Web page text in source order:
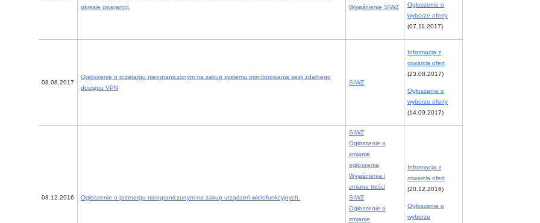
okresie gwarancji.
Wyjaśnienie SIWZ
Ogłoszenie o
wyborze oferty
(07.11.2017)
08.08.2017
Ogłoszenie o przetargu nieograniczonym na zakup systemu monitorowania sesji zdalnego
dostępu VPN
SIWZ
Informacja z
otwarcia ofert
(23.08.2017)
Ogłoszenie o
wyborze oferty
(14.09.2017)
08.12.2016 Ogłoszenie o przetargu nieograniczonym na zakup urządzeń wielofunkcyjnych.
SIWZ
Ogłoszenie o
zmianie
ogłoszenia
Wyjaśnienia i
zmiana treści
SIWZ
Ogłoszenie o
zmianie
Informacja z
otwarcia ofert
(20.12.2016)
Ogłoszenie o
wyborze